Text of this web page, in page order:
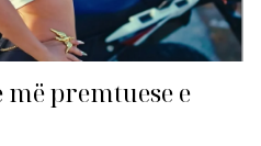
premtuese e